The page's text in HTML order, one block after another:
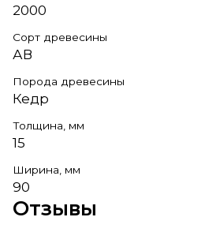
2000
Сорт древесины
АВ
Порода древесины
Кедр
Толщина, мм
15
Ширина, мм
90
Отзывы